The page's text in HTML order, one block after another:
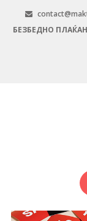
contentБЕЗБЕДНО